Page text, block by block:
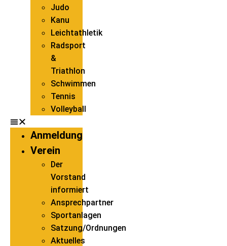
Judo
Kanu
Leichtathletik
Radsport
&
Triathlon
Schwimmen
Tennis
Volleyball
Anmeldung
Verein
Der
Vorstand
informiert
Ansprechpartner
Sportanlagen
Satzung/Ordnungen
Aktuelles